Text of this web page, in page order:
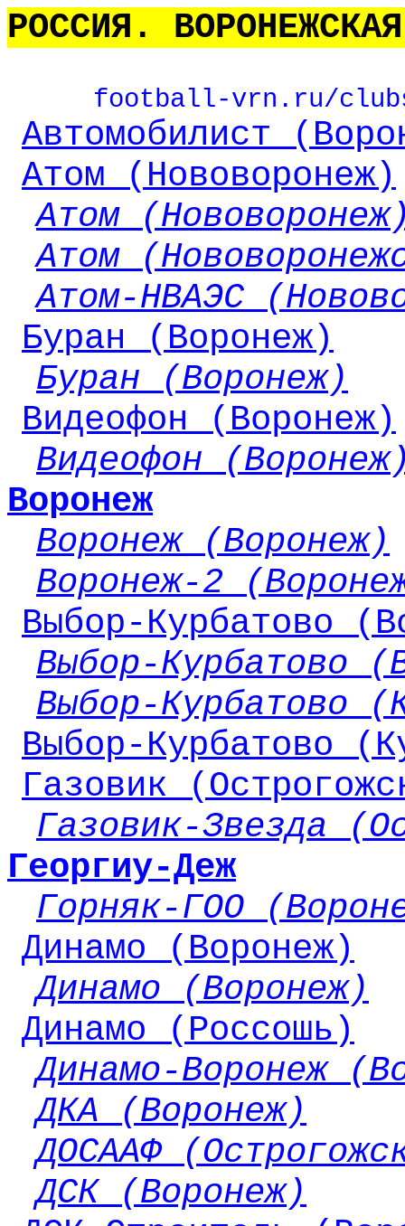
РОССИЯ.
football-vrn.ru/
Автомобилист
Атом (Нововоронеж)
Атом
Атом
Атом-НВАЭС
Буран (Воронеж)
Буран (Воронеж)
Видеофон (Воронеж)
Видеофон
Воронеж
Воронеж (Воронеж)
Воронеж-2
Выбор-Курбатово
Выбор-Курбатово
Выбор-Курбатово
Выбор-Курбатово
Газовик
Газовик-Звезда
Георгиу-Деж
Горняк-ГОО
Динамо (Воронеж)
Динамо (Воронеж)
Динамо (Россошь)
Динамо-Воронеж
ДКА (Воронеж)
ДОСААФ
ДСК (Воронеж)